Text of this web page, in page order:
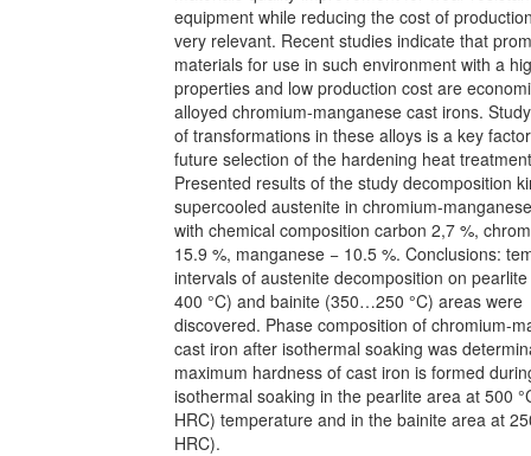
equipment while reducing the cost of
very relevant. Recent studies indicate that
materials for use in such environment with a
properties and low production cost are
alloyed chromium-manganese cast irons.
of transformations in these alloys is a key
future selection of the hardening heat
Presented results of the study decomposition
supercooled austenite in chromium-
with chemical composition carbon 2,7 %,
15.9 %, manganese − 10.5 %. Conclusions:
intervals of austenite decomposition on
400 °C) and bainite (350…250 °C) areas were
discovered. Phase composition of chromium-
cast iron after isothermal soaking was
maximum hardness of cast iron is formed
isothermal soaking in the pearlite area at 500
HRC) temperature and in the bainite area at
HRC).